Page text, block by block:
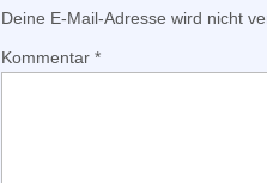
Deine E-Mail-Adresse wird nicht
Kommentar *